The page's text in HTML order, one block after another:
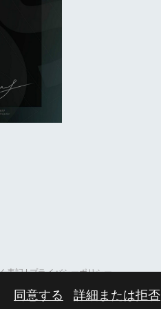
表記|プライバシーポリシー
同意する 詳細または拒否